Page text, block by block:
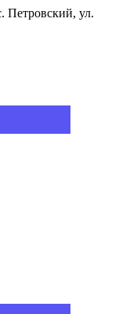
Петровский, ул.